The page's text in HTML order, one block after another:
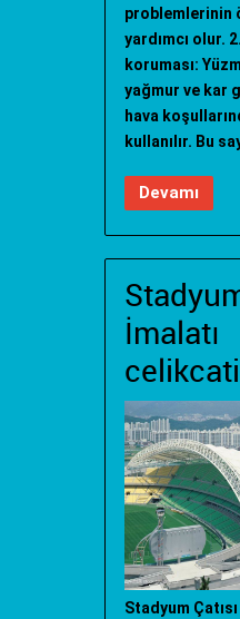
problemlerinin
yardımcı olur.
koruması:
yağmur ve kar
hava
kullanılır. Bu
Devamı
İmalatı
Stadyum